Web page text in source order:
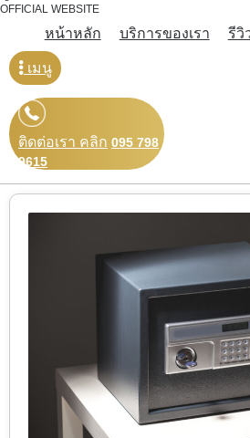
OFFICIAL WEBSITE
หน้าหลัก บริการของเรา รีวิ
เมนู
ติดต่อเรา คลิก 095 798
9615